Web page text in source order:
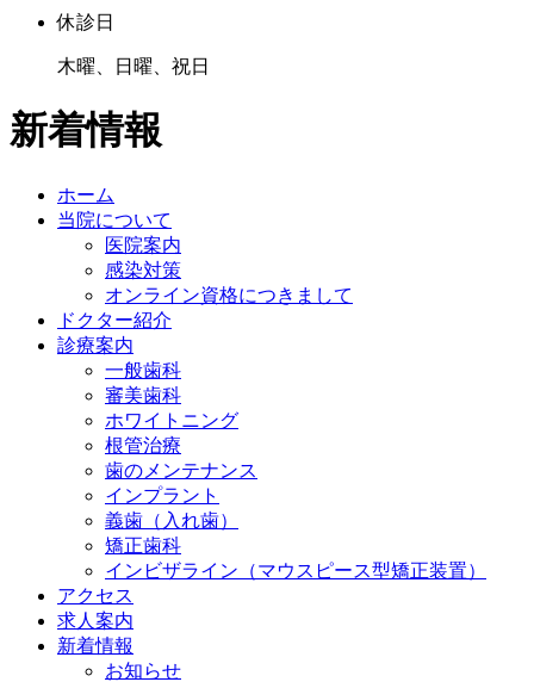
休診日
木曜、日曜、祝日
新着情報
ホーム
当院について
医院案内
感染対策
オンライン資格につきまして
ドクター紹介
診療案内
一般歯科
審美歯科
ホワイトニング
根管治療
歯のメンテナンス
インプラント
義歯（入れ歯）
矯正歯科
インビザライン（マウスピース型矯正装置）
アクセス
求人案内
新着情報
お知らせ